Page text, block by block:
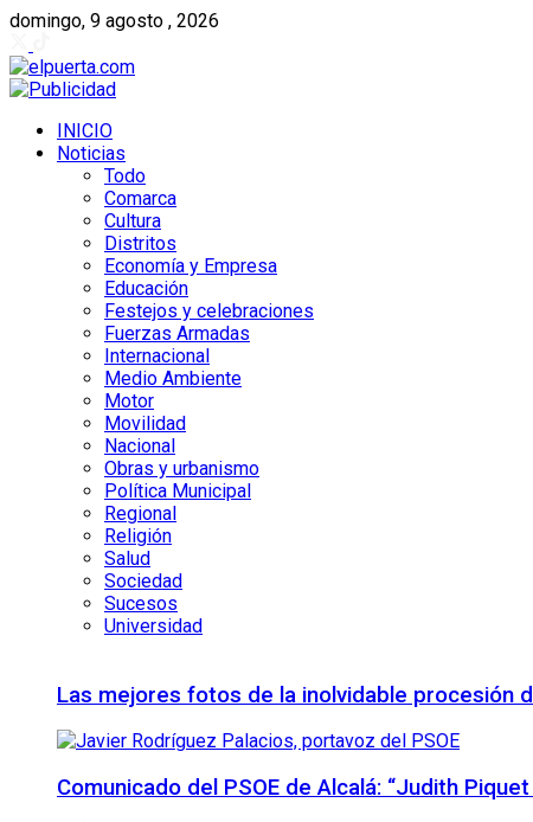
domingo, 9 agosto , 2026
INICIO
Noticias
Todo
Comarca
Cultura
Distritos
Economía y Empresa
Educación
Festejos y celebraciones
Fuerzas Armadas
Internacional
Medio Ambiente
Motor
Movilidad
Nacional
Obras y urbanismo
Política Municipal
Regional
Religión
Salud
Sociedad
Sucesos
Universidad
Las mejores fotos de la inolvidable procesión
Comunicado del PSOE de Alcalá: “Judith